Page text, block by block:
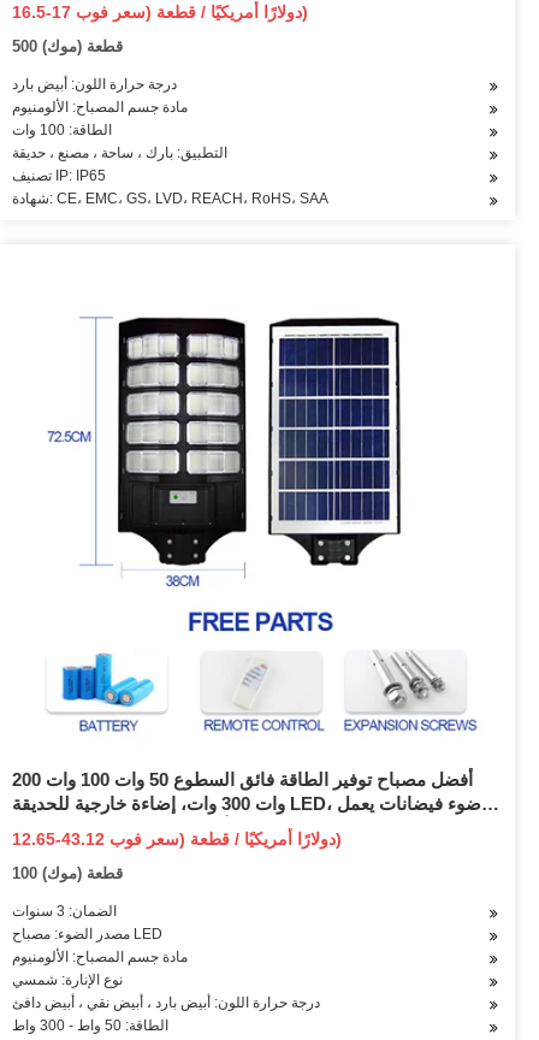
16.5-17 دولارًا أمريكيًا / قطعة (سعر فوب)
500 قطعة (موك)
درجة حرارة اللون: أبيض بارد
مادة جسم المصباح: الألومنيوم
الطاقة: 100 وات
التطبيق: بارك ، ساحة ، مصنع ، حديقة
تصنيف IP: IP65
شهادة: CE، EMC، GS، LVD، REACH، RoHS، SAA
أفضل مصباح توفير الطاقة فائق السطوع 50 وات 100 وات 200
وات 300 وات، إضاءة خارجية للحديقة LED، ضوء فيضانات يعمل
بالطاقة الشمسية، أمان عالي الجودة وقوة عالية
12.65-43.12 دولارًا أمريكيًا / قطعة (سعر فوب)
100 قطعة (موك)
الضمان: 3 سنوات
مصدر الضوء: مصباح LED
مادة جسم المصباح: الألومنيوم
نوع الإنارة: شمسي
درجة حرارة اللون: أبيض بارد ، أبيض نقي ، أبيض دافئ
الطاقة: 50 واط - 300 واط